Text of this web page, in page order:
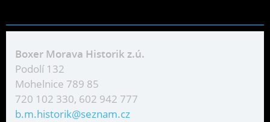
Boxer Morava Historik z.ú.
Podolí 132
Mohelnice 789 85
720 102 330, 602 942 777
b.m.historik@seznam.cz